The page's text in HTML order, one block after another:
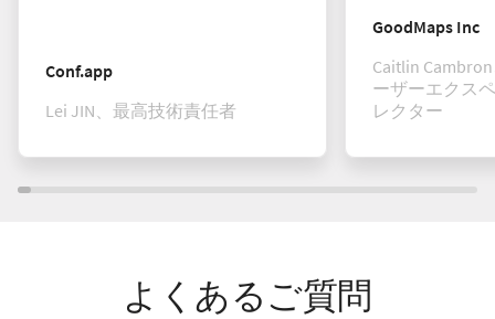
Conf.app
Lei JIN、最高技術責任者
GoodMaps Inc
Caitlin
ーザーエクス
レクター
よくあるご質問